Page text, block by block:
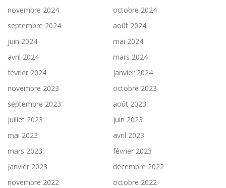
novembre 2024
octobre 2024
septembre 2024
août 2024
juin 2024
mai 2024
avril 2024
mars 2024
février 2024
janvier 2024
novembre 2023
octobre 2023
septembre 2023
août 2023
juillet 2023
juin 2023
mai 2023
avril 2023
mars 2023
février 2023
janvier 2023
décembre 2022
novembre 2022
octobre 2022